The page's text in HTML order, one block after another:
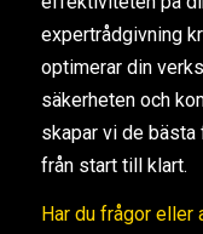
expertrådgivning
optimerar din
säkerheten och
skapar vi de
från start till klart.
Har du frågor eller